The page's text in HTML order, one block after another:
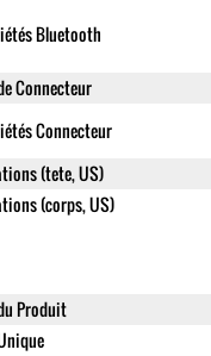
Bluetooth
Connecteur
Connecteur
(tete, US)
(corps, US)
Produit